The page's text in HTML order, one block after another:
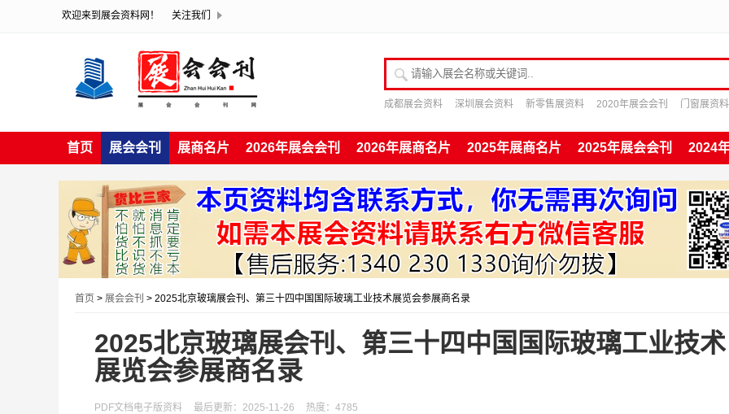
欢迎来到展会资料网！ 关注我们
请输入展会名称或关键词
成都展会资料 深圳展会资料 新零售展资料 2020年展会会刊 门窗展资料
首页 展会会刊 展商名片 2026年展会会刊 2026年展商名片 2025年展商名片 2025年展会会刊 2024
首页 > 展会会刊 > 2025北京玻璃展会刊、第三十四中国国际玻璃工业技术展览会参展商名录
2025北京玻璃展会刊、第三十四中国国际玻璃工业技术
展览会参展商名录
PDF文档电子版资料 最后更新：2025-11-26 热度：4785